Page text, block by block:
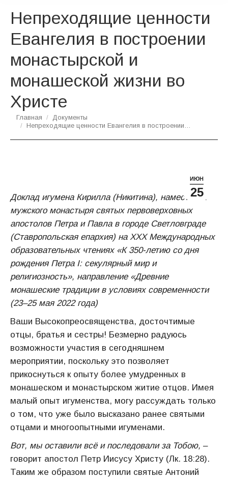
Непреходящие ценности
Евангелия в построении
монастырской и
монашеской жизни во
Христе
Вы здесь:
Главная
Документы
Непреходящие ценности Евангелия в построении…
ИЮН
25
Доклад игумена Кирилла (Никитина), наместника
мужского монастыря святых первоверховных
апостолов Петра и Павла в городе Светловграде
(Ставропольская епархия) на XXX Международных
образовательных чтениях «К 350-летию со дня
рождения Петра I: секулярный мир и
религиозность», направление «Древние
монашеские традиции в условиях современности
(23–25 мая 2022 года)
Ваши Высокопреосвященства, досточтимые
отцы, братья и сестры! Безмерно радуюсь
возможности участия в сегодняшнем
мероприятии, поскольку это позволяет
прикоснуться к опыту более умудренных в
монашеском и монастырском житие отцов. Имея
малый опыт игуменства, могу рассуждать только
о том, что уже было высказано ранее святыми
отцами и многоопытными игуменами.
Вот, мы оставили всё и последовали за Тобою, ‒
говорит апостол Петр Иисусу Христу (Лк. 18:28).
Таким же образом поступили святые Антоний